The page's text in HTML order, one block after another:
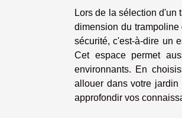
Lors de la sélection d'un
dimension du
sécurité, c'est-à-dire un
Cet espace permet
environnants. En
allouer dans votre
approfondir vos